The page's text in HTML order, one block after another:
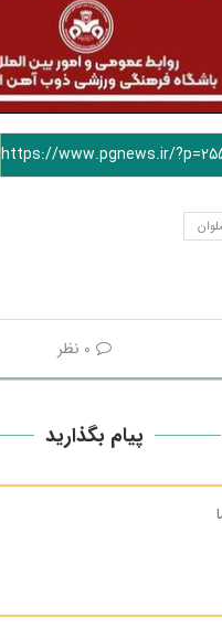
https://www.pgnews.ir/
0 نظر
پیام بگذارید